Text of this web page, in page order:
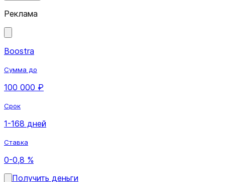
Реклама
Boostra
Сумма до
100 000 ₽
Срок
1-168 дней
Ставка
0-0,8 %
Получить деньги